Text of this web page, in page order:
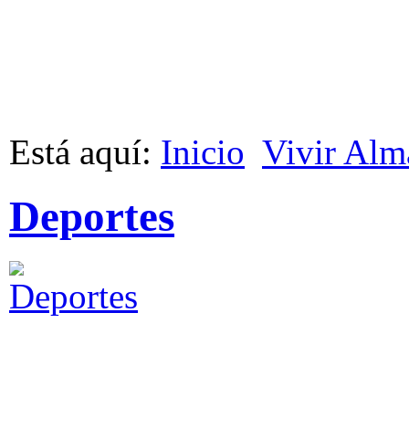
Está aquí: Inicio Vivir
Deportes